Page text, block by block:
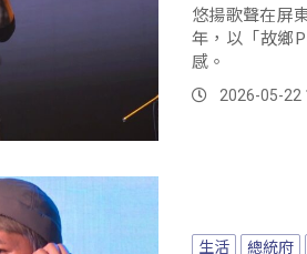
悠揚歌聲在屏
年，以「故鄉
感。
2026-05-22
生活 總統府